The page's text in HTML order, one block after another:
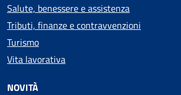
Salute, benessere e assistenza
Tributi, finanze e contravvenzioni
Turismo
Vita lavorativa
NOVITÀ